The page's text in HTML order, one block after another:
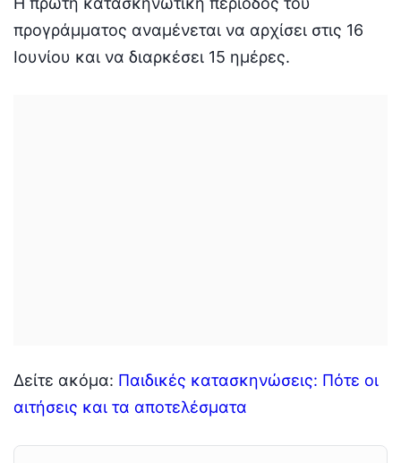
προγράμματος αναμένεται να αρχίσει στις 16
Ιουνίου και να διαρκέσει 15 ημέρες.
Δείτε ακόμα: Παιδικές κατασκηνώσεις: Πότε οι
αιτήσεις και τα αποτελέσματα